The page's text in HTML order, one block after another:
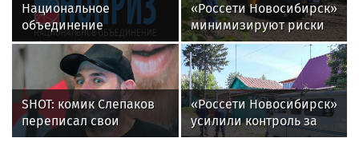
Национальное
объединение
изыскателей и
проектировщиков
объявляет о приеме
заявок на XI
Международный
профессиональный
«Россети Новосибирск»
минимизируют риски
повреждений ЛЭП за
счет масштабной
расчистки просек
SHOT: комик Слепаков
переписал свои
квартиры в РФ на
«Россети Новосибирск»
усилили контроль за
незаконными